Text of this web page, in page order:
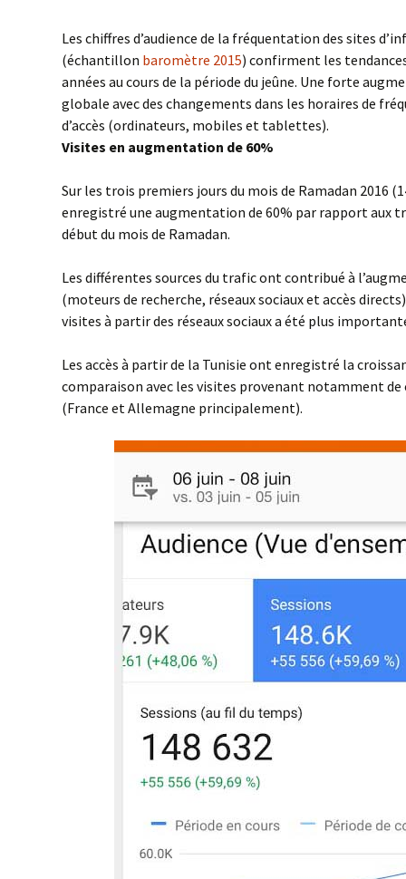
Les chiffres d’audience de la fréquentation des sites
(échantillon baromètre 2015) confirment les
années au cours de la période du jeûne. Une forte
globale avec des changements dans les horaires de
d’accès (ordinateurs, mobiles et tablettes).
Visites en augmentation de 60%
Sur les trois premiers jours du mois de Ramadan 2016
enregistré une augmentation de 60% par rapport aux
début du mois de Ramadan.
Les différentes sources du trafic ont contribué à
(moteurs de recherche, réseaux sociaux et accès
visites à partir des réseaux sociaux a été plus
Les accès à partir de la Tunisie ont enregistré la
comparaison avec les visites provenant notamment de
(France et Allemagne principalement).